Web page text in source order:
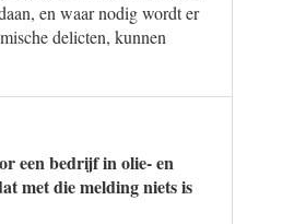
en waar nodig wordt er
delicten, kunnen
een bedrijf in olie- en
met die melding niets is